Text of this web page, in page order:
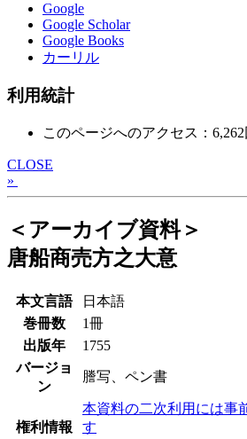
Google
Google Scholar
Google Books
カーリル
利用統計
このページへのアクセス：6,262
CLOSE
»
＜アーカイブ資料＞
唐船商売方之大意
本文言語
日本語
巻冊数
1冊
出版年
1755
バージョ
ン
謄写、ペン書
権利情報
本資料の二次利用には事
す